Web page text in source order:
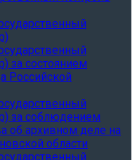
за состоянием
Российской
за соблюдением
об архивном деле на
области